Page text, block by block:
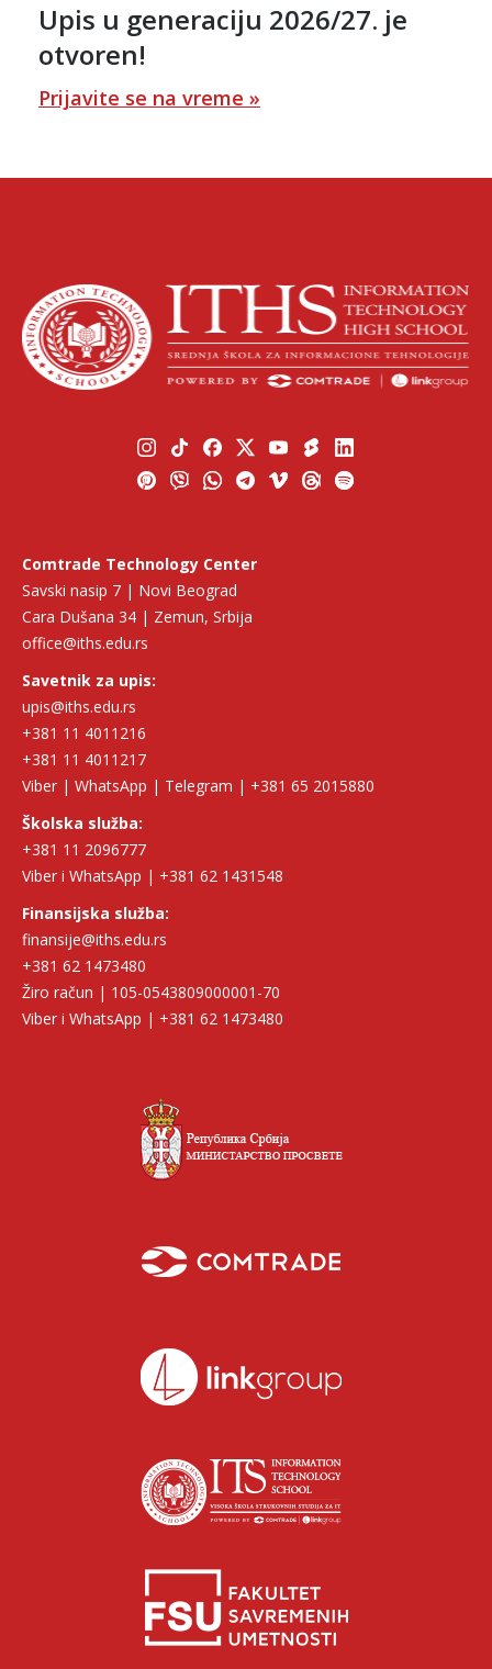
Upis u generaciju 2026/27. je
otvoren!
Prijavite se na vreme »
Isidora Katanić
Comtrade Technology Center
Savski nasip 7 | Novi Beograd
Cara Dušana 34 | Zemun, Srbija
office@iths.edu.rs
Savetnik za upis:
upis@iths.edu.rs
+381 11 4011216
+381 11 4011217
Viber | WhatsApp | Telegram | +381 65 2015880
Školska služba:
+381 11 2096777
Viber i WhatsApp | +381 62 1431548
Finansijska služba:
finansije@iths.edu.rs
+381 62 1473480
Žiro račun | 105-0543809000001-70
Viber i WhatsApp | +381 62 1473480